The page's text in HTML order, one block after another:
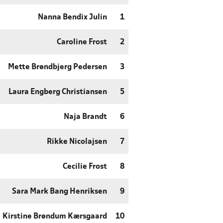
Nanna Bendix Julin 1
Caroline Frost 2
Mette Brøndbjerg Pedersen 3
Laura Engberg Christiansen 5
Naja Brandt 6
Rikke Nicolajsen 7
Cecilie Frost 8
Sara Mark Bang Henriksen 9
Kirstine Brøndum Kærsgaard 10